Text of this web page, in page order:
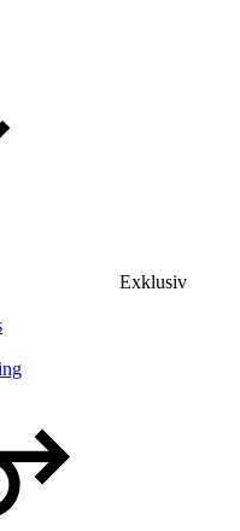
Exklusiv